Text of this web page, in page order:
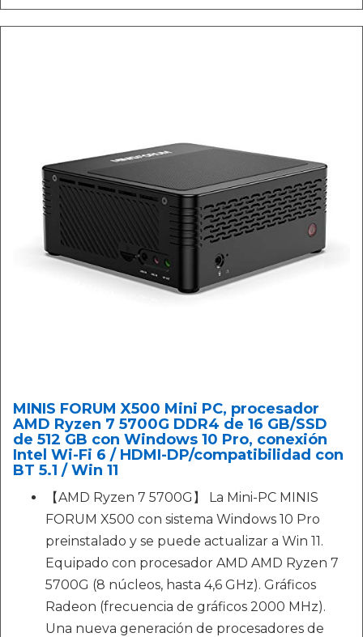
MINIS FORUM X500 Mini PC, procesador
AMD Ryzen 7 5700G DDR4 de 16 GB/SSD
de 512 GB con Windows 10 Pro, conexión
Intel Wi-Fi 6 / HDMI-DP/compatibilidad con
BT 5.1 / Win 11
【AMD Ryzen 7 5700G】 La Mini-PC MINIS
FORUM X500 con sistema Windows 10 Pro
preinstalado y se puede actualizar a Win 11.
Equipado con procesador AMD AMD Ryzen 7
5700G (8 núcleos, hasta 4,6 GHz). Gráficos
Radeon (frecuencia de gráficos 2000 MHz).
Una nueva generación de procesadores de